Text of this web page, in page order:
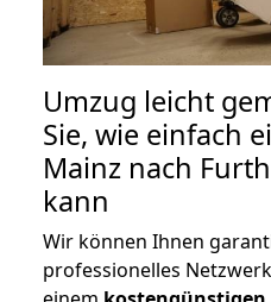
Umzug leicht
Sie, wie einfach
Mainz nach
kann
Wir können Ihnen
professionelles